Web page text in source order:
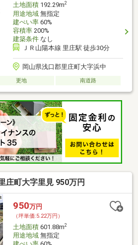
土地面積192.29m2
用途地域無指定
建ぺい率60%
容積率200%
建築条件なし
ＪＲ山陽本線 里庄駅 徒歩30分
岡山県浅口郡里庄町大字浜中
更地 南道路
庄町大字里見 950万円
950万円
（坪単価:5.22万円）
土地面積601.88m2
用途地域無指定